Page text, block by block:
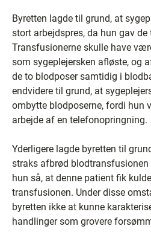
Byretten lagde til grund, at
stort arbejdspres, da hun gav de
Transfusionerne skulle have
som sygeplejersken afløste, og
de to blodposer samtidig i
endvidere til grund, at
ombytte blodposerne, fordi hun
arbejde af en telefonopringning.
Yderligere lagde byretten til
straks afbrød blodtransfusionen
hun så, at denne patient fik
transfusionen. Under disse
byretten ikke at kunne
handlinger som grovere